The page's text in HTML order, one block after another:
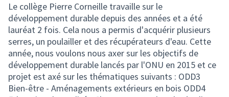
Le collège Pierre Corneille travaille sur le
développement durable depuis des années et a été
lauréat 2 fois. Cela nous a permis d'acquérir plusieurs
serres, un poulailler et des récupérateurs d'eau. Cette
année, nous voulons nous axer sur les objectifs de
développement durable lancés par l'ONU en 2015 et ce
projet est axé sur les thématiques suivants : ODD3
Bien-être - Aménagements extérieurs en bois ODD4